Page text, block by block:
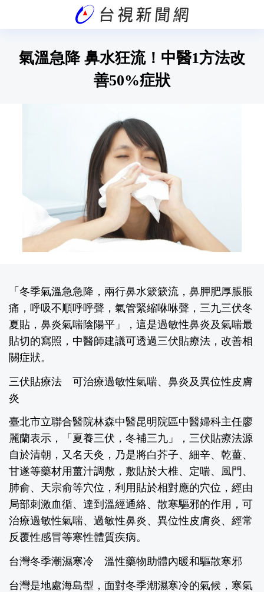
氣溫急降 鼻水狂流！中醫1方法改
善50%症狀
「冬季氣溫急急降，兩行鼻水簌簌流，鼻胛肥厚脹脹
痛，呼吸不順呼呼聲，氣管緊縮咻咻聲，三九三伏冬
夏貼，鼻炎氣喘陰陽平」，這是過敏性鼻炎及氣喘最
貼切的寫照，中醫師建議可透過三伏貼療法，改善相
關症狀。
三伏貼療法 可治療過敏性氣喘、鼻炎及異位性皮膚
炎
臺北市立聯合醫院林森中醫昆明院區中醫婦科主任廖
麗蘭表示，「夏養三伏，冬補三九」，三伏貼療法源
自於清朝，又名天灸，乃是將白芥子、細辛、乾薑、
甘遂等藥材用薑汁調敷，敷貼於大椎、定喘、風門、
肺俞、天宗俞等穴位，利用貼於相對應的穴位，經由
局部刺激血循、達到溫經通絡、散寒驅邪的作用，可
治療過敏性氣喘、過敏性鼻炎、異位性皮膚炎、經常
反覆性感冒等寒性體質疾病。
台灣冬季潮濕寒冷 溫性藥物助體內暖和驅散寒邪
台灣是地處海島型，面對冬季潮濕寒冷的氣候，寒氣